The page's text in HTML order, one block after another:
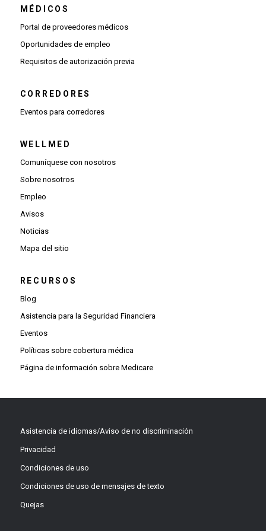
MÉDICOS
Portal de proveedores médicos(Se abre una ventana nueva)
Oportunidades de empleo(Se abre una ventana nueva)
Requisitos de autorización previa(Se abre una ventana nueva)
CORREDORES
Eventos para corredores
WELLMED
Comuníquese con nosotros
Sobre nosotros
Empleo
Avisos
Noticias
Mapa del sitio
RECURSOS
Blog
Asistencia para la Seguridad Financiera
Eventos
Políticas sobre cobertura médica
Página de información sobre Medicare
Asistencia de idiomas/Aviso de no discriminación
Privacidad
Condiciones de uso
Condiciones de uso de mensajes de texto
Quejas